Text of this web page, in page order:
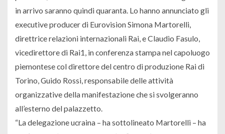
in arrivo saranno quindi quaranta. Lo hanno annunciato gli
executive producer di Eurovision Simona Martorelli,
direttrice relazioni internazionali Rai, e Claudio Fasulo,
vicedirettore di Rai1, in conferenza stampa nel capoluogo
piemontese col direttore del centro di produzione Rai di
Torino, Guido Rossi, responsabile delle attività
organizzative della manifestazione che si svolgeranno
all’esterno del palazzetto.
“La delegazione ucraina – ha sottolineato Martorelli – ha